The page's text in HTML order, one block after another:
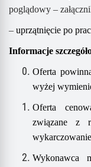
poglądowy –
– uprzątnięcie po
Informacje
Oferta
wyżej
Oferta
związane z
Wykonawca